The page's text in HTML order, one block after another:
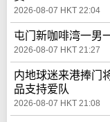
2026-08-07 HKT 22:04
屯门新咖啡湾一
2026-08-07 HKT 21:27
内地球迷来港捧门
品支持爱队
2026-08-07 HKT 21:08